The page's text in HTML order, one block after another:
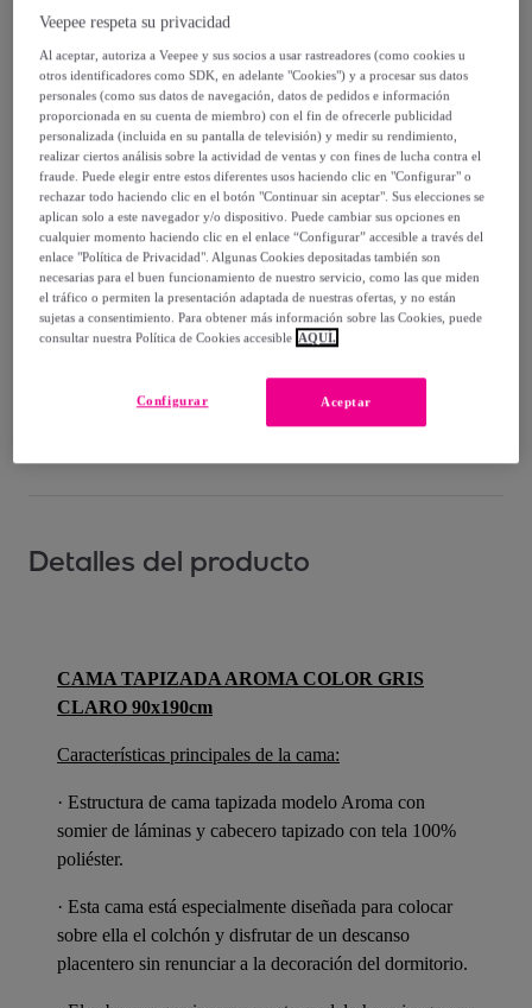
Posible recogida de tu antiguo producto ver condiciones
Vendido porVS Venta-Stock
Entrega
Envío gratis
Entrega: Entre el13/08y el16/08
¿Cómo funciona?
Detalles del producto
CAMA TAPIZADA AROMA COLOR GRIS
CLARO 90x190cm
Características principales de la cama:
· Estructura de cama tapizada modelo Aroma con
somier de láminas y cabecero tapizado con tela 100%
poliéster.
· Esta cama está especialmente diseñada para colocar
sobre ella el colchón y disfrutar de un descanso
placentero sin renunciar a la decoración del dormitorio.
Veepee respeta su privacidad
Al aceptar, autoriza a Veepee y sus socios a usar rastreadores (como cookies u
otros identificadores como SDK, en adelante "Cookies") y a procesar sus datos
personales (como sus datos de navegación, datos de pedidos e información
proporcionada en su cuenta de miembro) con el fin de ofrecerle publicidad
personalizada (incluida en su pantalla de televisión) y medir su rendimiento,
realizar ciertos análisis sobre la actividad de ventas y con fines de lucha contra el
fraude. Puede elegir entre estos diferentes usos haciendo clic en "Configurar" o
rechazar todo haciendo clic en el botón "Continuar sin aceptar". Sus elecciones se
aplican solo a este navegador y/o dispositivo. Puede cambiar sus opciones en
cualquier momento haciendo clic en el enlace “Configurar” accesible a través del
enlace "Política de Privacidad". Algunas Cookies depositadas también son
necesarias para el buen funcionamiento de nuestro servicio, como las que miden
el tráfico o permiten la presentación adaptada de nuestras ofertas, y no están
sujetas a consentimiento. Para obtener más información sobre las Cookies, puede
consultar nuestra Política de Cookies accesible AQUÍ.
Aceptar
Configurar